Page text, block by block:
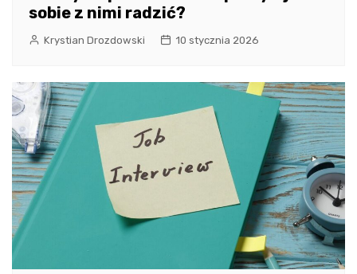
sobie z nimi radzić?
Krystian Drozdowski 10 stycznia 2026